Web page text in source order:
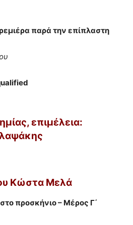
παρά την επίπλαστη
επιμέλεια:
Κώστα Μελά
προσκήνιο – Μέρος Γ΄